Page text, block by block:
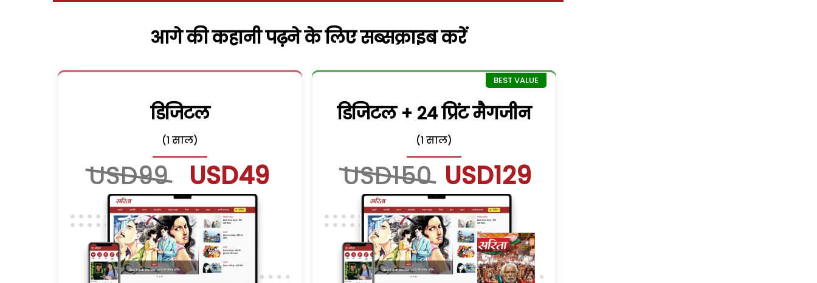
आगे की कहानी पढ़ने के लिए सब्सक्राइब करें
डिजिटल
(1 साल)
USD99 USD49
डिजिटल + 24 प्रिंट मैगजीन
(1 साल)
USD150 USD129